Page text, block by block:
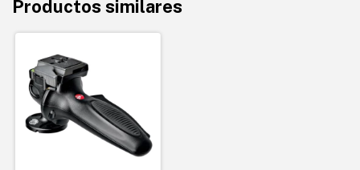
Productos similares